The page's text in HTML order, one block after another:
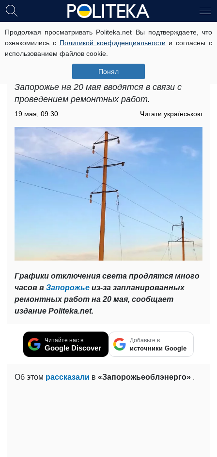
Продолжая просматривать Politeka.net Вы подтверждаете, что
ознакомились с Политикой конфиденциальности и согласны с
использованием файлов cookie.
Понял
Графики отключения света в
Запорожье на 20 мая: десятки
домов останутся без электричества
Плановые графики отключения света в
Запорожье на 20 мая вводятся в связи с
проведением ремонтных работ.
19 мая, 09:30 Читати українською
Графики отключения света продлятся много
часов в Запорожье из-за запланированных
ремонтных работ на 20 мая, сообщает
издание Politeka.net.
Читайте нас в
Google Discover
Добавьте в
источники Google
Об этом рассказали в «Запорожьеоблэнерго» .